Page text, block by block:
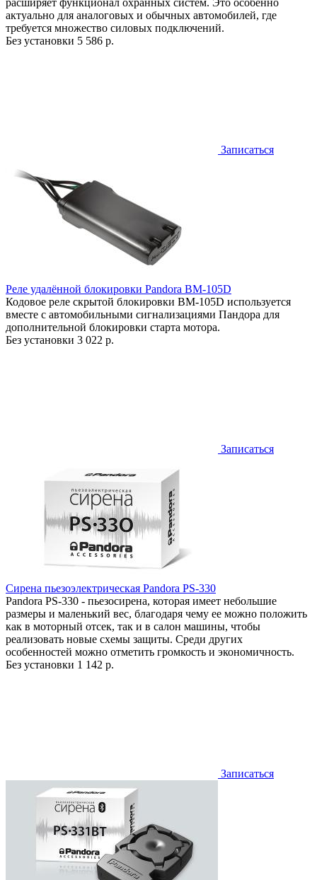
расширяет функционал охранных систем. Это особенно
актуально для аналоговых и обычных автомобилей, где
требуется множество силовых подключений.
Без установки 5 586 р.
Записаться
Реле удалённой блокировки Pandora BM-105D
Кодовое реле скрытой блокировки BM-105D используется
вместе с автомобильными сигнализациями Пандора для
дополнительной блокировки старта мотора.
Без установки 3 022 р.
Записаться
Сирена пьезоэлектрическая Pandora PS-330
Pandora PS-330 - пьезосирена, которая имеет небольшие
размеры и маленький вес, благодаря чему ее можно положить
как в моторный отсек, так и в салон машины, чтобы
реализовать новые схемы защиты. Среди других
особенностей можно отметить громкость и экономичность.
Без установки 1 142 р.
Записаться